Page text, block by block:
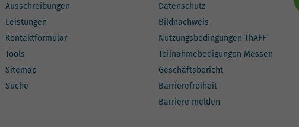
Ausschreibungen
Leistungen
Kontaktformular
Tools
Sitemap
Suche
Datenschutz
Bildnachweis
Nutzungsbedingungen ThAFF
Teilnahmebedigungen Messen
Geschäftsbericht
Barrierefreiheit
Barriere melden